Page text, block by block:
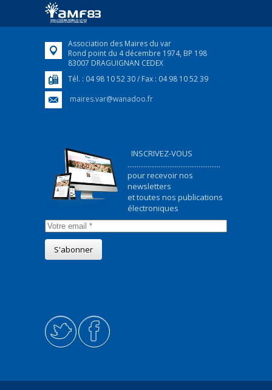
FEUILLETER
Association des Maires du var
Rond point du 4 décembre 1974, BP 198
83007 DRAGUIGNAN CEDEX
Tél. : 04 98 10 52 30 / Fax : 04 98 10 52 39
maires.var@wanadoo.fr
INSCRIVEZ-VOUS
...................................................
pour recevoir nos
newsletters
et toutes nos publications
électroniques